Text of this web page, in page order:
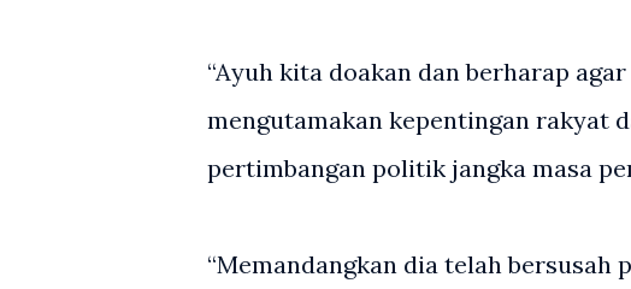
“Ayuh kita doakan dan berharap
mengutamakan kepentingan rakyat
pertimbangan politik jangka masa
“Memandangkan dia telah